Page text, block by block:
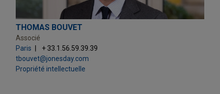
THOMAS BOUVET
Associé
Paris
+ 33.1.56.59.39.39
tbouvet@jonesday.com
Propriété intellectuelle